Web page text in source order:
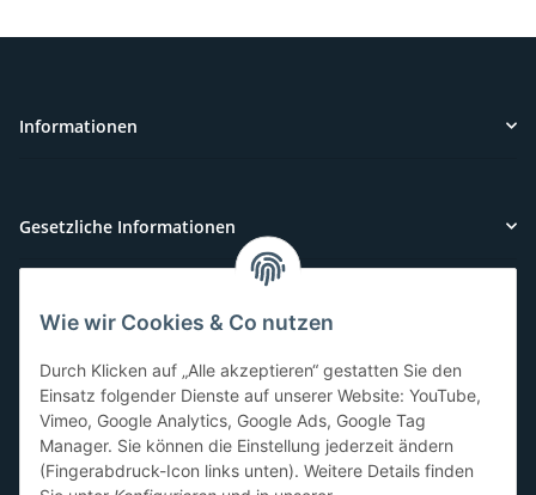
Informationen
Gesetzliche Informationen
Kundenservice
Sie benötigen Hilfe oder haben Fragen?
071-5355993
service@beamerlampe24.ch
Wie wir Cookies & Co nutzen
Durch Klicken auf „Alle akzeptieren“ gestatten Sie den
Einsatz folgender Dienste auf unserer Website: YouTube,
Vimeo, Google Analytics, Google Ads, Google Tag
Manager. Sie können die Einstellung jederzeit ändern
(Fingerabdruck-Icon links unten). Weitere Details finden